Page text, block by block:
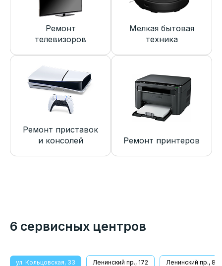
Ремонт
телевизоров
Мелкая бытовая
техника
Ремонт приставок
и консолей
Ремонт принтеров
6 сервисных центров
ул. Кольцовская, 33 Ленинский пр., 172 Ленинский пр., 8/1